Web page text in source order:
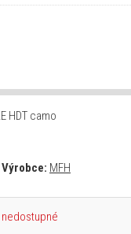
HDT camo
Výrobce: MFH